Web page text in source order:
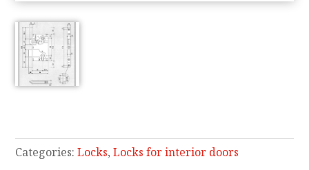
Categories:Locks,Locks for interior doors